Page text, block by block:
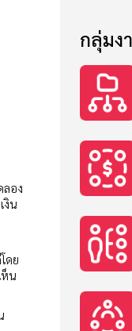
ลอง
งิน
ดย
ห็น
กลุ่มง